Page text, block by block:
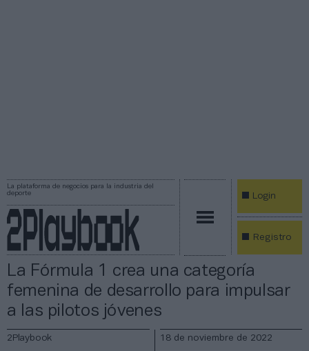
La plataforma de negocios para la industria del
deporte
Login
Registro
La Fórmula 1 crea una categoría
femenina de desarrollo para impulsar
a las pilotos jóvenes
2Playbook 18 de noviembre de 2022